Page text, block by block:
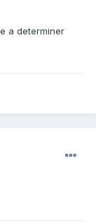
a determiner